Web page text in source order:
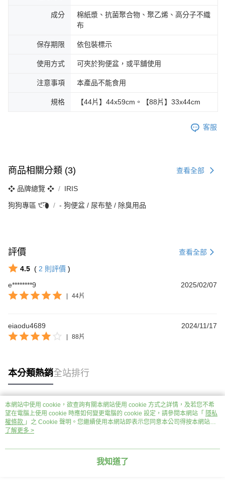
４．使用「AFTEE先享後付」時，將依據個別帳號之用戶狀況，依本公司即
時審查核予不同之上限額度；若仍有額度不足之情形，本公司將視審查結果
恩沛科技股份有限公司將有權停止該用戶之使用額度並採取法律行動。
成分
棉紙漿、抗菌聚合物、聚乙烯、高分子不織
布
保存期限 依包裝標示
使用方式 可夾於狗便盆，或平舖使用
注意事項 本產品不能食用
規格 【44片】44x59cm。【88片】33x44cm
客服
商品相關分類 (3) 查看全部
❖ 品牌總覽 ❖ IRIS
狗狗專區 ੯‧̀͡⬮ ‐ 狗便盆 / 尿布墊 / 除臭用品
評價 查看全部
4.5 ( 2 則評價 )
e********9
2025/02/07
| 44片
eiaodu4689 2024/11/17
| 88片
本分類熱銷全站排行
熱門標籤
本網站中使用 cookie，欲查詢有關本網站使用 cookie 方式之詳情，及若您不希
望在電腦上使用 cookie 時應如何變更電腦的 cookie 設定，請參閱本網站「 隱私
權條款 」之 Cookie 聲明。您繼續使用本網站即表示您同意本公司得按本網站使
用條款之 Cookie 聲明使用 cookie。
了解更多 >
我知道了